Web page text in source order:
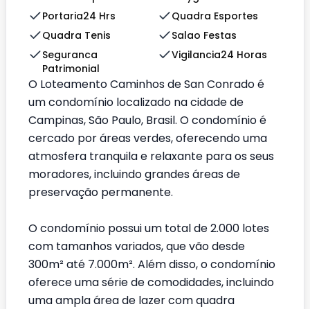
Portaria24 Hrs
Quadra Esportes
Quadra Tenis
Salao Festas
Seguranca
Patrimonial
Vigilancia24 Horas
O Loteamento Caminhos de San Conrado é
um condomínio localizado na cidade de
Campinas, São Paulo, Brasil. O condomínio é
cercado por áreas verdes, oferecendo uma
atmosfera tranquila e relaxante para os seus
moradores, incluindo grandes áreas de
preservação permanente.
O condomínio possui um total de 2.000 lotes
com tamanhos variados, que vão desde
300m² até 7.000m². Além disso, o condomínio
oferece uma série de comodidades, incluindo
uma ampla área de lazer com quadra